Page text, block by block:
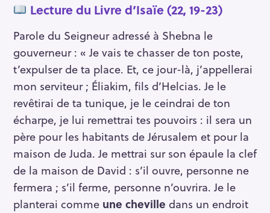
Lecture du Livre d’Isaïe (22, 19-23)
Parole du Seigneur adressé à Shebna le
gouverneur : « Je vais te chasser de ton poste,
t’expulser de ta place. Et, ce jour-là, j’appellerai
mon serviteur ; Éliakim, fils d’Helcias. Je le
revêtirai de ta tunique, je le ceindrai de ton
écharpe, je lui remettrai tes pouvoirs : il sera un
père pour les habitants de Jérusalem et pour la
maison de Juda. Je mettrai sur son épaule la clef
de la maison de David : s’il ouvre, personne ne
fermera ; s’il ferme, personne n’ouvrira. Je le
planterai comme une cheville dans un endroit